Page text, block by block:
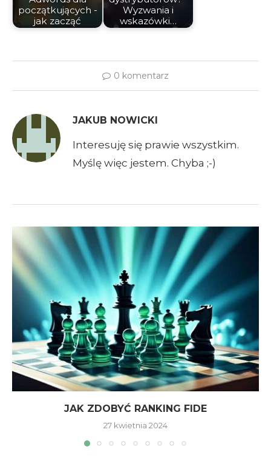
początkujących -
jak zacząć
Wyzwania i
wskazówki…
0 komentarz
JAKUB NOWICKI
Interesuję się prawie wszystkim.
Myślę więc jestem. Chyba ;-)
JAK ZDOBYĆ RANKING FIDE
27 kwietnia 2024